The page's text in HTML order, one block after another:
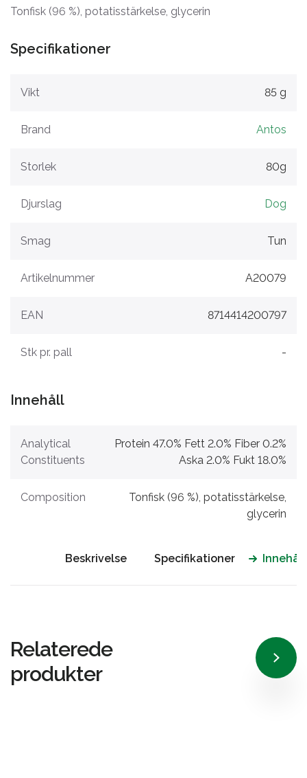
Tonfisk (96 %), potatisstärkelse, glycerin
Specifikationer
Vikt 85 g
Brand Antos
Storlek 80g
Djurslag Dog
Smag Tun
Artikelnummer A20079
EAN 8714414200797
Stk pr. pall -
Innehåll
Analytical
Constituents
Protein 47.0% Fett 2.0% Fiber 0.2%
Aska 2.0% Fukt 18.0%
Composition
Tonfisk (96 %), potatisstärkelse,
glycerin
Beskrivelse Specifikationer Innehåll
Relaterede
produkter